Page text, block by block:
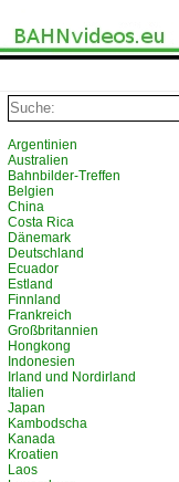
Argentinien
Australien
Bahnbilder-Treffen
Belgien
China
Costa Rica
Dänemark
Deutschland
Ecuador
Estland
Finnland
Frankreich
Großbritannien
Hongkong
Indonesien
Irland und Nordirland
Italien
Japan
Kambodscha
Kanada
Kroatien
Laos